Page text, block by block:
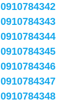
0910784342
0910784343
0910784344
0910784345
0910784346
0910784347
0910784348